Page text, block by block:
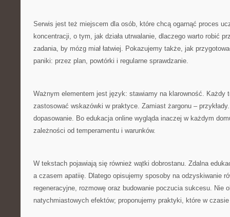
Serwis jest też miejscem dla osób, które chcą ogarnąć proces
koncentracji, o tym, jak działa utrwalanie, dlaczego warto robić
zadania, by mózg miał łatwiej. Pokazujemy także, jak
paniki: przez plan, powtórki i regularne sprawdzanie.
Ważnym elementem jest język: stawiamy na klarowność. Każdy
zastosować wskazówki w praktyce. Zamiast żargonu –
dopasowanie. Bo edukacja online wygląda inaczej w każdym
zależności od temperamentu i warunków.
W tekstach pojawiają się również wątki dobrostanu. Zdalna
a czasem apatiię. Dlatego opisujemy sposoby na odzyskiwanie
regeneracyjne, rozmowę oraz budowanie poczucia sukcesu. Nie
natychmiastowych efektów; proponujemy praktyki, które w